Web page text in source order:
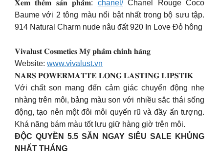
𝐗𝐞𝐦 𝐭𝐡𝐞̂𝐦 𝐬𝐚̉𝐧 𝐩𝐡𝐚̂̉𝐦: chanel/Chanel Rouge Coco
Baume với 2 tông màu nổi bật nhất trong bộ sưu tập.
914 Natural Charm nude nâu đất 920 In Love Đỏ hông
𝐕𝐢𝐯𝐚𝐥𝐮𝐬𝐭 𝐂𝐨𝐬𝐦𝐞𝐭𝐢𝐜𝐬 𝐌𝐲̃ 𝐩𝐡𝐚̂̉𝐦 𝐜𝐡𝐢́𝐧𝐡 𝐡𝐚̃𝐧𝐠
Website: www.vivalust.vn
𝐍𝐀𝐑𝐒 𝐏𝐎𝐖𝐄𝐑𝐌𝐀𝐓𝐓𝐄 𝐋𝐎𝐍𝐆 𝐋𝐀𝐒𝐓𝐈𝐍𝐆 𝐋𝐈𝐏𝐒𝐓𝐈𝐊
Với chất son mang đến cảm giác chuyển động nhẹ
nhàng trên môi, bảng màu son với nhiều sắc thái sống
động, tạo nên một đôi môi quyến rũ và đầy ấn tượng.
Khá năng bám màu tốt lưu giữ hàng giờ trên môi.
ĐỘC QUYỀN 5.5 SĂN NGAY SIÊU SALE KHỦNG
NHẤT THÁNG